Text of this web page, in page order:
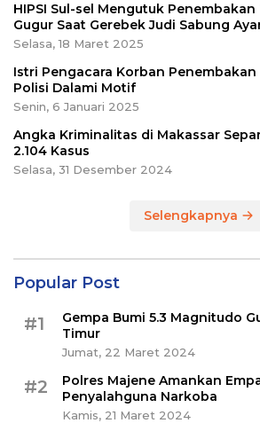
HIPSI Sul-sel Mengutuk
Gugur Saat Gerebek Judi Sabung
Selasa, 18 Maret 2025
Istri Pengacara Korban
Polisi Dalami Motif
Senin, 6 Januari 2025
Angka Kriminalitas di Makassar
2.104 Kasus
Selasa, 31 Desember 2024
Selengkapnya
Popular Post
#1
Gempa Bumi 5.3 Magnitudo
Timur
Jumat, 22 Maret 2024
#2
Polres Majene Amankan
Penyalahguna Narkoba
Kamis, 21 Maret 2024